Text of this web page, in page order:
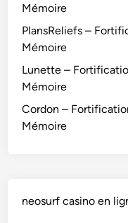
Mémoire
PlansReliefs –
Mémoire
Lunette –
Mémoire
Cordon –
Mémoire
neosurf casino en